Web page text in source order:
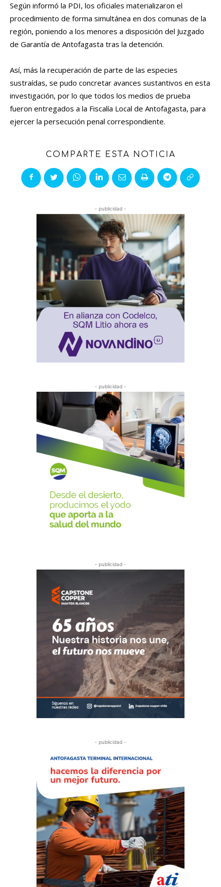
Según informó la PDI, los oficiales materializaron el
procedimiento de forma simultánea en dos comunas de la
región, poniendo a los menores a disposición del Juzgado
de Garantía de Antofagasta tras la detención.
Así, más la recuperación de parte de las especies
sustraídas, se pudo concretar avances sustantivos en esta
investigación, por lo que todos los medios de prueba
fueron entregados a la Fiscalía Local de Antofagasta, para
ejercer la persecución penal correspondiente.
COMPARTE ESTA NOTICIA
- publicidad -
- publicidad -
- publicidad -
- publicidad -